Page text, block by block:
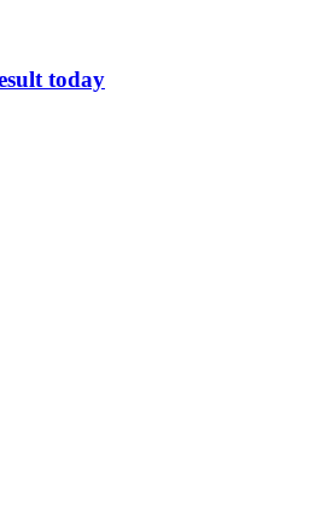
today